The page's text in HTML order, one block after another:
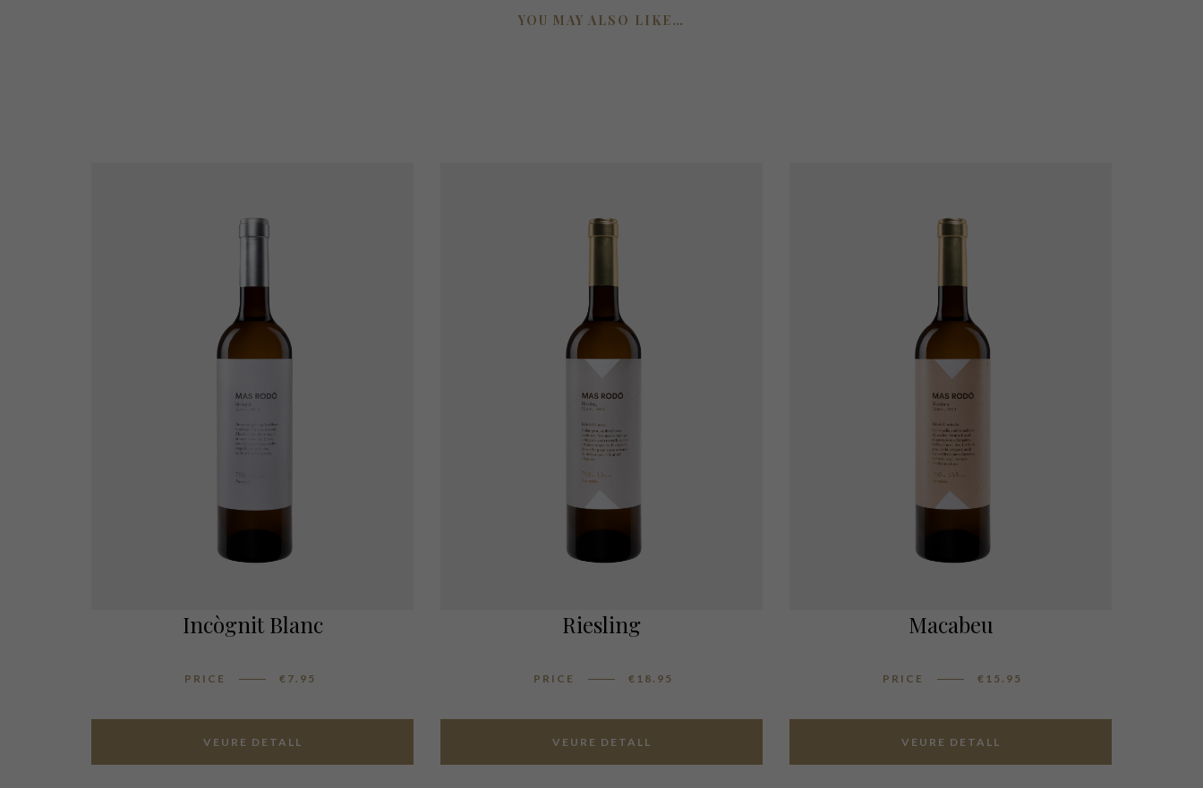
YOU MAY ALSO LIKE…
Incògnit Blanc
PRICE € 7.95
VEURE DETALL
Riesling
PRICE € 18.95
VEURE DETALL
Macabeu
PRICE € 15.95
VEURE DETALL